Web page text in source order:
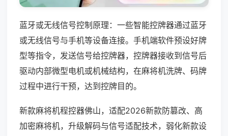
蓝牙或无线信号控制原理：一些智能控牌器通过蓝牙
或无线信号与手机等设备连接。手机端软件预设好牌
型等指令，发送信号给控牌器，控牌器接收到信号后
驱动内部微型电机或机械结构，在麻将机洗牌、码牌
过程中进行干预，达到控牌目的。
新款麻将机程控器佛山，适配2026新款防篡改、高
加密麻将机，升级解码与信号适配技术，弱化新款设